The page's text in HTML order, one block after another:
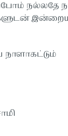
நல்லதே